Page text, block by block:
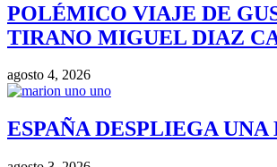
POLÉMICO VIAJE DE
TIRANO MIGUEL DIAZ
agosto 4, 2026
ESPAÑA DESPLIEGA